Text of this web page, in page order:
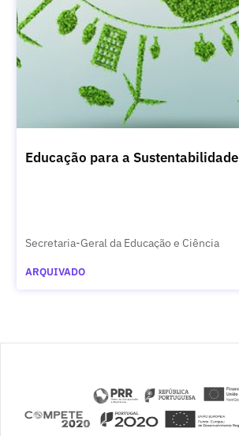
Educação para a Sustentabilidade
Secretaria-Geral da Educação e Ciência
ARQUIVADO